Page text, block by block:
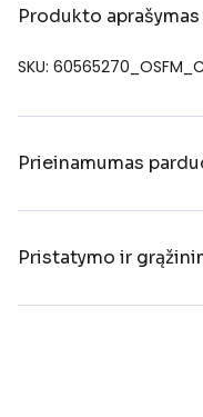
Produkto aprašymas
SKU:
Prieinamumas
Pristatymo ir